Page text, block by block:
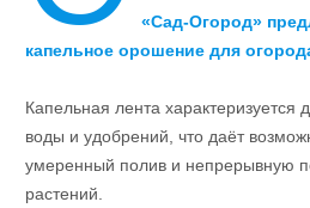
«Сад-Огород»
капельное орошение для
Капельная лента характеризуется
воды и удобрений, что даёт
умеренный полив и непрерывную
растений.